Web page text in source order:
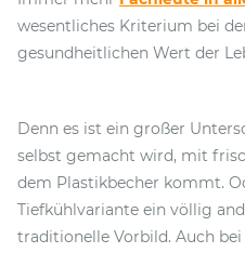
wesentliches Kriterium bei
gesundheitlichen Wert der
Denn es ist ein großer
selbst gemacht wird, mit
dem Plastikbecher kommt.
Tiefkühlvariante ein völlig
traditionelle Vorbild. Auch